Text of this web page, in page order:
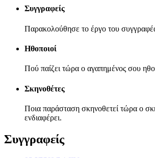
Συγγραφείς
Παρακολούθησε το έργο του
Ηθοποιοί
Πού παίζει τώρα ο αγαπημένος σου
Σκηνοθέτες
Ποια παράσταση σκηνοθετεί τώρα ο
ενδιαφέρει.
Συγγραφείς